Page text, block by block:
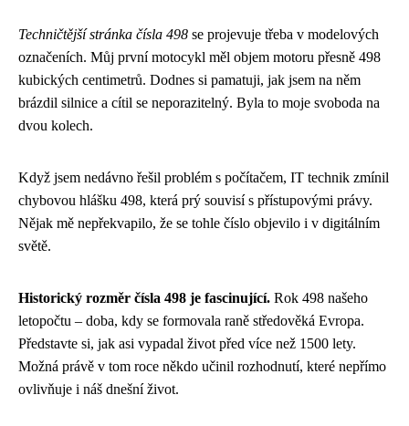
Techničtější stránka čísla 498 se projevuje třeba v modelových
označeních. Můj první motocykl měl objem motoru přesně 498
kubických centimetrů. Dodnes si pamatuji, jak jsem na něm
brázdil silnice a cítil se neporazitelný. Byla to moje svoboda na
dvou kolech.
Když jsem nedávno řešil problém s počítačem, IT technik zmínil
chybovou hlášku 498, která prý souvisí s přístupovými právy.
Nějak mě nepřekvapilo, že se tohle číslo objevilo i v digitálním
světě.
Historický rozměr čísla 498 je fascinující. Rok 498 našeho
letopočtu – doba, kdy se formovala raně středověká Evropa.
Představte si, jak asi vypadal život před více než 1500 lety.
Možná právě v tom roce někdo učinil rozhodnutí, které nepřímo
ovlivňuje i náš dnešní život.